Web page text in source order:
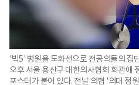
'빅5' 병원을 도화선으로 전공의들의 집
오후 서울 용산구 대한의사협회 회관에
포스터가 붙어 있다. 전날 의협 '의대 정